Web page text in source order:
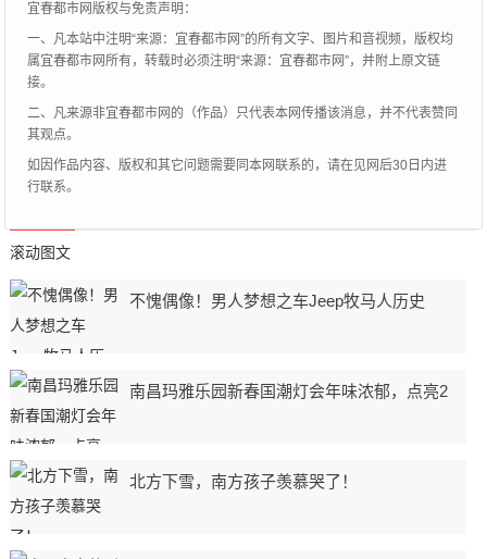
宜春都市网版权与免责声明：
一、凡本站中注明“来源：宜春都市网”的所有文字、图片和音视频，版权均
属宜春都市网所有，转载时必须注明“来源：宜春都市网”，并附上原文链
接。
二、凡来源非宜春都市网的（作品）只代表本网传播该消息，并不代表赞同
其观点。
如因作品内容、版权和其它问题需要同本网联系的，请在见网后30日内进
行联系。
滚动图文
不愧偶像！男人梦想之车Jeep牧马人历史
南昌玛雅乐园新春国潮灯会年味浓郁，点亮2
北方下雪，南方孩子羡慕哭了！